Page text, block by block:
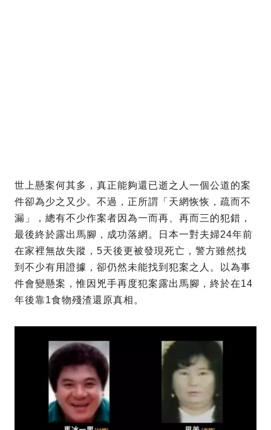
世上懸案何其多，真正能夠還已逝之人一個公道的案
件卻為少之又少。不過，正所謂「天網恢恢，疏而不
漏」，總有不少作案者因為一而再、再而三的犯錯，
最後終於露出馬腳，成功落網。日本一對夫婦24年前
在家裡無故失蹤，5天後更被發現死亡，警方雖然找
到不少有用證據，卻仍然未能找到犯案之人。以為事
件會變懸案，惟因兇手再度犯案露出馬腳，終於在14
年後靠1食物殘渣還原真相。